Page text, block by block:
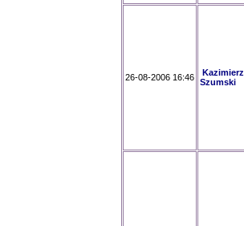
26-08-2006 16:46
Kazimierz
Szumski